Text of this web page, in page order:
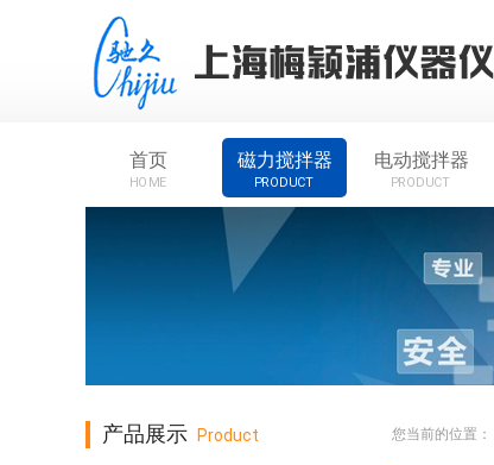
首页
HOME
磁力搅拌器
PRODUCT
电动搅拌器
PRODUCT
产品展示 Product 您当前的位置：